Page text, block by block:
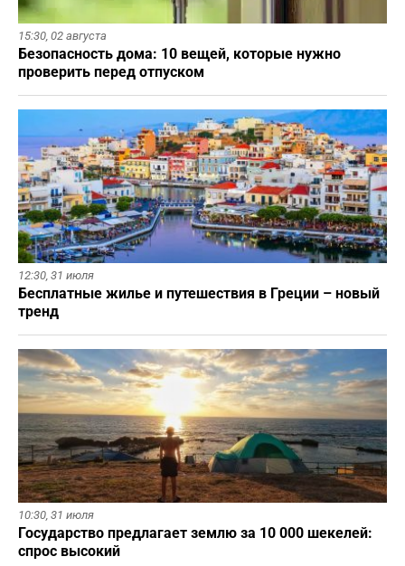
15:30, 02 августа
Безопасность дома: 10 вещей, которые нужно
проверить перед отпуском
12:30, 31 июля
Бесплатные жилье и путешествия в Греции – новый
тренд
10:30, 31 июля
Государство предлагает землю за 10 000 шекелей:
спрос высокий